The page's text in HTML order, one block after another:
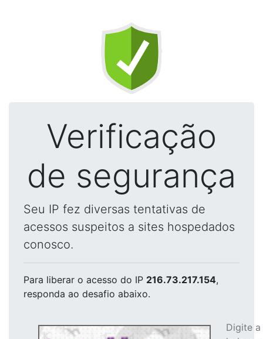
Verificação
de segurança
Seu IP fez diversas tentativas de
acessos suspeitos a sites hospedados
conosco.
Para liberar o acesso do IP 216.73.217.154,
responda ao desafio abaixo.
Digite